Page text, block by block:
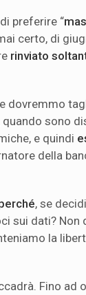
preferire “
certo, di
rinviato
dovremmo
sono
e quindi
della
, se
sui dati? Non
la
Fino ad